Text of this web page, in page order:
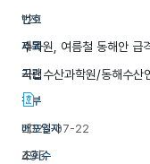
129
수과원, 여름철 동해안 급
국립수산과학원/동해수산
2026-07-22
495